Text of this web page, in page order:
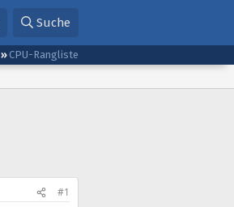
Suche
CPU-Rangliste
#1